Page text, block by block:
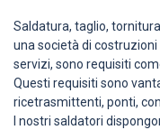
Saldatura, taglio,
una società di costruzioni
servizi, sono requisiti
Questi requisiti sono
ricetrasmittenti, ponti,
I nostri saldatori